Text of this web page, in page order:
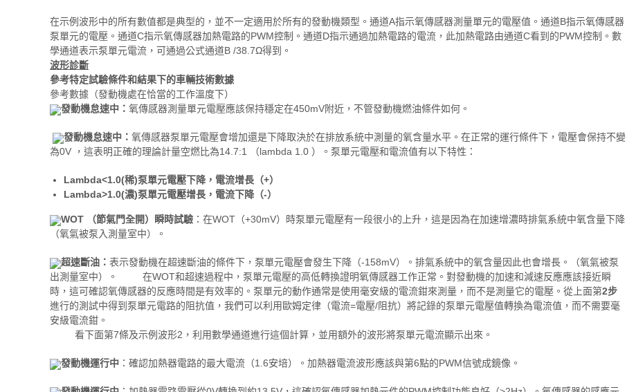
在示例波形中的所有數值都是典型的，並不一定適用於所有的發動機類型。通道A指示氧傳感器測量單元的電壓值。通道B指示氧傳感器
泵單元的電壓。通道C指示氧傳感器加熱電路的PWM控制。通道D指示通過加熱電路的電流，此加熱電路由通道C看到的PWM控制。數
學通道表示泵單元電流，可通過公式通道B /38.7Ω得到。
波形診斷
參考特定試驗條件和結果下的車輛技術數據
參考數據（發動機處在恰當的工作溫度下）
發動機怠速中： 氧傳感器測量單元電壓應該保持穩定在450mV附近，不管發動機燃油條件如何。
發動機怠速中： 氧傳感器泵單元電壓會增加還是下降取決於在排放系統中測量的氧含量水平。在正常的運行條件下，電壓會保持不變
為0V ，這表明正確的理論計量空燃比為14.7:1 （lambda 1.0 ）。泵單元電壓和電流值有以下特性：
Lambda<1.0(稀)泵單元電壓下降，電流增長（+）
Lambda>1.0(濃)泵單元電壓增長，電流下降（-）
WOT （節氣門全開）瞬時試驗 ：在WOT（+30mV）時泵單元電壓有一段很小的上升，這是因為在加速增濃時排氣系統中氧含量下降
（氧氣被泵入測量室中）。
超速斷油： 表示發動機在超速斷油的條件下，泵單元電壓會發生下降（-158mV）。排氣系統中的氧含量因此也會增長。（氧氣被泵
出測量室中）。 在WOT和超速過程中，泵單元電壓的高低轉換證明氧傳感器工作正常。對發動機的加速和減速反應應該接近瞬
時，這可確認氧傳感器的反應時間是有效率的。泵單元的動作通常是使用毫安級的電流鉗來測量，而不是測量它的電壓。從上面第2步
進行的測試中得到泵單元電路的阻抗值，我們可以利用歐姆定律（電流=電壓/阻抗）將記錄的泵單元電壓值轉換為電流值，而不需要毫
安級電流鉗。
看下面第7條及示例波形2，利用數學通道進行這個計算，並用額外的波形將泵單元電流顯示出來。
發動機運行中 ：確認加熱器電路的最大電流（1.6安培）。加熱器電流波形應該與第6點的PWM信號成鏡像。